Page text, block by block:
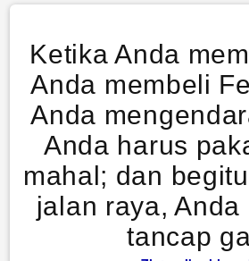
Ketika Anda
Anda membeli
Anda
Anda harus
mahal; dan
jalan raya, Anda
tancap